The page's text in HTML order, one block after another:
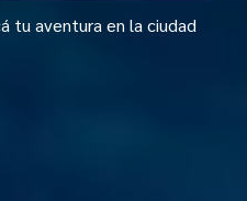
tu aventura en la ciudad